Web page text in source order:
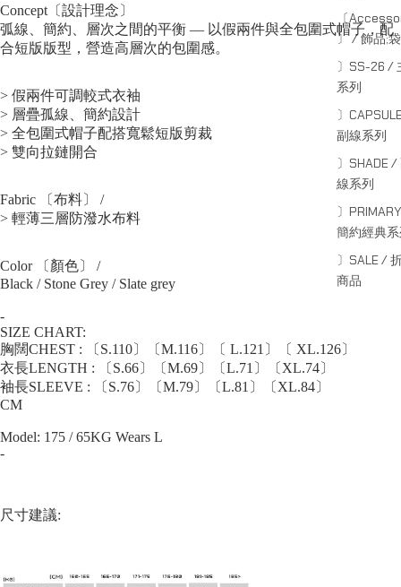
〔
〕 / 飾品;袋
〕SS-26 /
系列
〕
副線系列
〕SHADE /
線系列
〕
簡約經典
〕SALE /
商品
Concept〔設計理念〕
弧線、簡約、層次之間的平衡 — 以假兩件與全包圍式帽子，配
合短版版型，營造高層次的包圍感。
> 假兩件可調較式衣袖
> 層疊孤線、簡約設計
> 全包圍式帽子配搭寬鬆短版剪裁
> 雙向拉鏈開合
Fabric 〔布料〕 /
> 輕薄三層防潑水布料
Color 〔顏色〕 /
Black / Stone Grey / Slate grey
-
SIZE CHART:
胸闊CHEST : 〔S.110〕〔M.116〕〔 L.121〕〔 XL.126〕
衣長LENGTH : 〔S.66〕〔M.69〕〔L.71〕〔XL.74〕
袖長SLEEVE : 〔S.76〕〔M.79〕〔L.81〕〔XL.84〕
CM
Model: 175 / 65KG Wears L
-
尺寸建議: